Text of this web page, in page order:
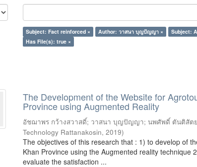
Subject: Fact reinforced × Author: วาสนา บุญปัญญา × Subject:
Has File(s): true ×
The Development of the Website for
Province using Augmented Reality
อัชฌาพร กว้างสวาสดิ์; วาสนา บุญปัญญา;นพศัพดิ์ ตันติสัต
Technology Rattanakosin,2019)
The objectives of this research that : 1) to develop of
Khan Province using the Augmented reality technique
evaluate the satisfaction ...